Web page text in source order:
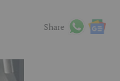
Share